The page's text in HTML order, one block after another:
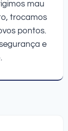
mau
trocamos
pontos.
e